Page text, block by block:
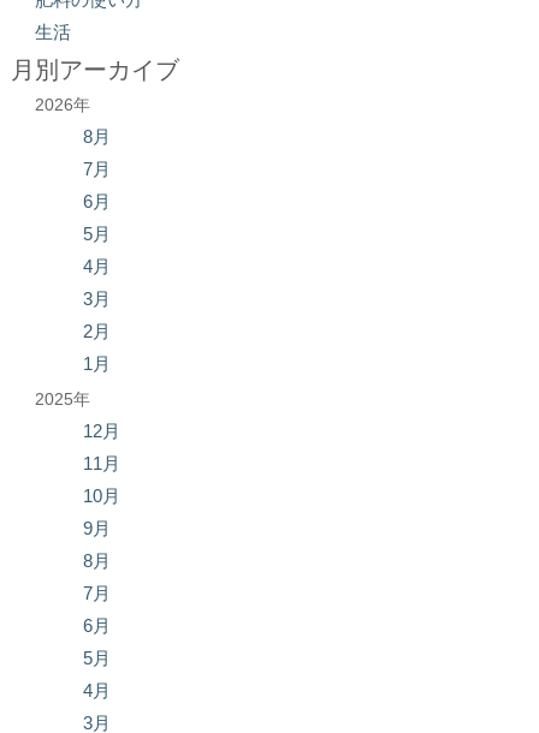
生活
月別アーカイブ
2026年
8月
7月
6月
5月
4月
3月
2月
1月
2025年
12月
11月
10月
9月
8月
7月
6月
5月
4月
3月